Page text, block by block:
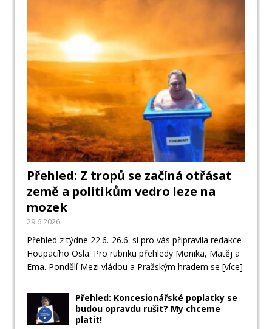
Přehled: Z tropů se začíná otřásat
země a politikům vedro leze na
mozek
29.6.2026
Přehled z týdne 22.6.-26.6. si pro vás připravila redakce
Houpacího Osla. Pro rubriku přehledy Monika, Matěj a
Ema. Pondělí Mezi vládou a Pražským hradem se [více]
Přehled: Koncesionářské poplatky se
budou opravdu rušit? My chceme
platit!